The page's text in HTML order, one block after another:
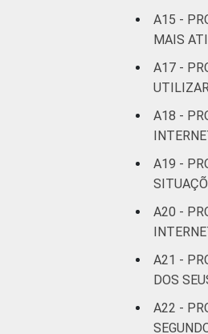
A15 -
MAIS
A17 -
A18 -
A19 -
A20 -
A21 -
DOS
A22 -